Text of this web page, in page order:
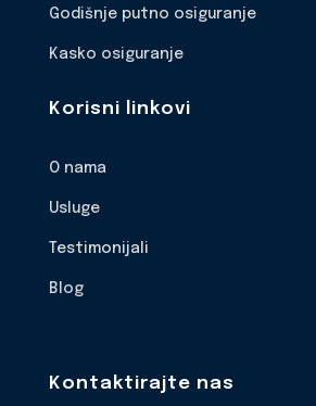
Godišnje putno osiguranje
Kasko osiguranje
Korisni linkovi
O nama
Usluge
Testimonijali
Blog
Kontaktirajte nas